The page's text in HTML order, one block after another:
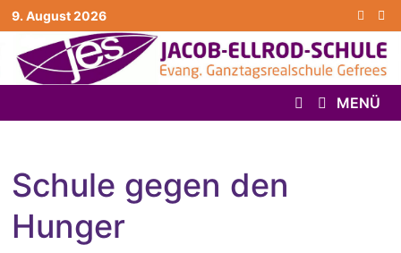
Zurück
zum
Inhalt
9. August 2026
MENÜ
Schule gegen den
Hunger